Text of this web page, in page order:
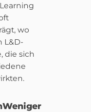
wo
L&D-
die sich
Weniger